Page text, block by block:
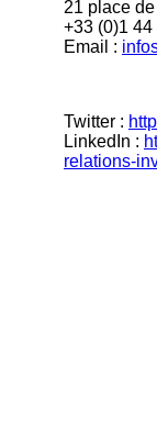
21 place
+33 (0)1
Email :
Twitter :
LinkedIn :
relations-